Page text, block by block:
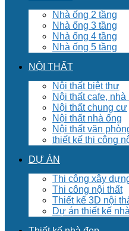
Nhà ống 2 tầng
Nhà ống 3 tầng
Nhà ống 4 tầng
Nhà ống 5 tầng
NỘI THẤT
Nội thất biệt thư
Nội thất cafe, nhà
Nội thất chung cư
Nội thất nhà ống
Nội thất văn
thiết kế thi công
DỰ ÁN
Thi công xây
Thi công nội thất
Thiết kế 3D nội
Dự án thiết kế